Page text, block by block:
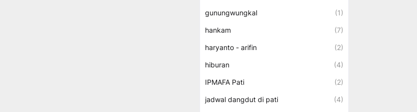
gunungwungkal (1)
hankam (7)
haryanto - arifin (2)
hiburan (4)
IPMAFA Pati (2)
jadwal dangdut di pati (4)